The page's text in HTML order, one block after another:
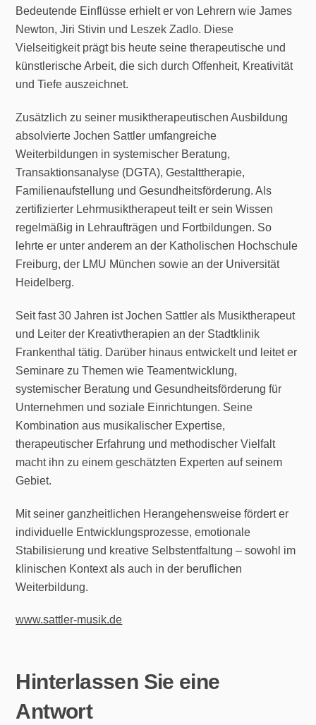
Bedeutende Einflüsse erhielt er von Lehrern wie James
Newton, Jiri Stivin und Leszek Zadlo. Diese
Vielseitigkeit prägt bis heute seine therapeutische und
künstlerische Arbeit, die sich durch Offenheit, Kreativität
und Tiefe auszeichnet.
Zusätzlich zu seiner musiktherapeutischen Ausbildung
absolvierte Jochen Sattler umfangreiche
Weiterbildungen in systemischer Beratung,
Transaktionsanalyse (DGTA), Gestalttherapie,
Familienaufstellung und Gesundheitsförderung. Als
zertifizierter Lehrmusiktherapeut teilt er sein Wissen
regelmäßig in Lehraufträgen und Fortbildungen. So
lehrte er unter anderem an der Katholischen Hochschule
Freiburg, der LMU München sowie an der Universität
Heidelberg.
Seit fast 30 Jahren ist Jochen Sattler als Musiktherapeut
und Leiter der Kreativtherapien an der Stadtklinik
Frankenthal tätig. Darüber hinaus entwickelt und leitet er
Seminare zu Themen wie Teamentwicklung,
systemischer Beratung und Gesundheitsförderung für
Unternehmen und soziale Einrichtungen. Seine
Kombination aus musikalischer Expertise,
therapeutischer Erfahrung und methodischer Vielfalt
macht ihn zu einem geschätzten Experten auf seinem
Gebiet.
Mit seiner ganzheitlichen Herangehensweise fördert er
individuelle Entwicklungsprozesse, emotionale
Stabilisierung und kreative Selbstentfaltung – sowohl im
klinischen Kontext als auch in der beruflichen
Weiterbildung.
www.sattler-musik.de
Hinterlassen Sie eine
Antwort